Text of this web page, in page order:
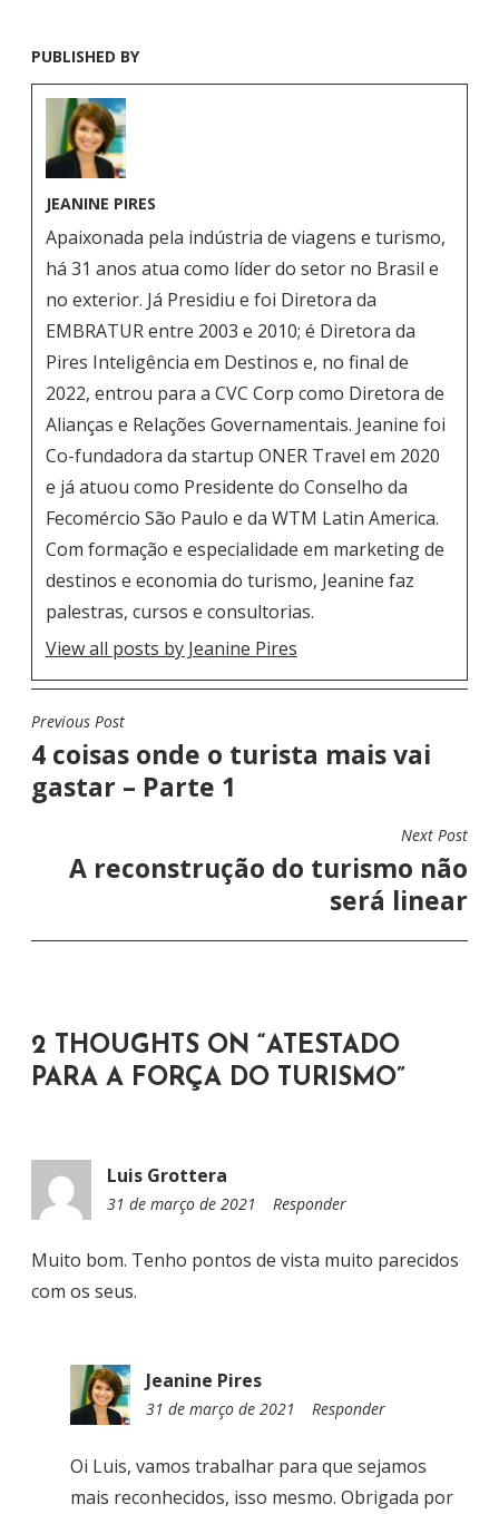
PUBLISHED BY
JEANINE PIRES
Apaixonada pela indústria de viagens e turismo,
há 31 anos atua como líder do setor no Brasil e
no exterior. Já Presidiu e foi Diretora da
EMBRATUR entre 2003 e 2010; é Diretora da
Pires Inteligência em Destinos e, no final de
2022, entrou para a CVC Corp como Diretora de
Alianças e Relações Governamentais. Jeanine foi
Co-fundadora da startup ONER Travel em 2020
e já atuou como Presidente do Conselho da
Fecomércio São Paulo e da WTM Latin America.
Com formação e especialidade em marketing de
destinos e economia do turismo, Jeanine faz
palestras, cursos e consultorias.
View all posts by Jeanine Pires
N
A
V
E
P
Previous Post
4 coisas onde o turista mais vai
gastar – Parte 1
Next Post
A reconstrução do turismo não
será linear
2 THOUGHTS ON “ ATESTADO
PARA A FORÇA DO TURISMO”
Luis Grottera
31 de março de 2021
1
:
Responder
Muito bom. Tenho pontos de vista muito parecidos
com os seus.
Jeanine Pires
31 de março de 2021
1
:
5
Responder
Oi Luis, vamos trabalhar para que sejamos
mais reconhecidos, isso mesmo. Obrigada por